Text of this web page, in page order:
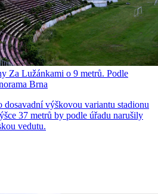
Za Lužánkami o 9 metrů. Podle
Brna
výškovou variantu stadionu
37 metrů by podle úřadu narušily
vedutu.